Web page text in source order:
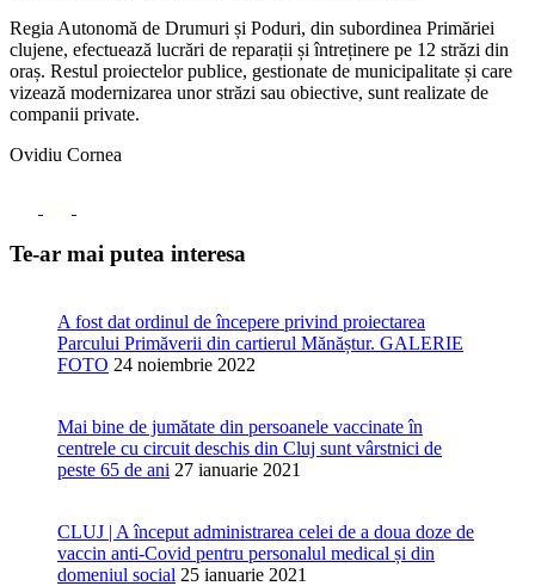
Regia Autonomă de Drumuri și Poduri, din subordinea Primăriei
clujene, efectuează lucrări de reparații și întreținere pe 12 străzi din
oraș. Restul proiectelor publice, gestionate de municipalitate și care
vizează modernizarea unor străzi sau obiective, sunt realizate de
companii private.
Ovidiu Cornea
Te-ar mai putea interesa
A fost dat ordinul de începere privind proiectarea
Parcului Primăverii din cartierul Mănăștur. GALERIE
FOTO 24 noiembrie 2022
Mai bine de jumătate din persoanele vaccinate în
centrele cu circuit deschis din Cluj sunt vârstnici de
peste 65 de ani 27 ianuarie 2021
CLUJ | A început administrarea celei de a doua doze de
vaccin anti-Covid pentru personalul medical și din
domeniul social 25 ianuarie 2021